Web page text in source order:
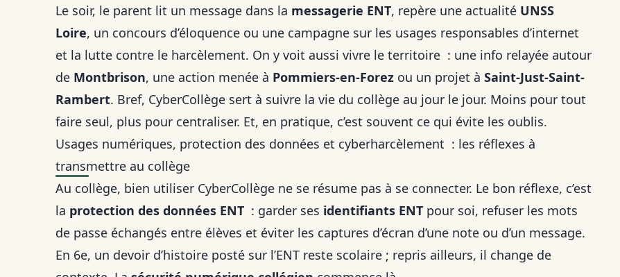
Le soir, le parent lit un message dans la messagerie ENT, repère une actualité UNSS
Loire, un concours d’éloquence ou une campagne sur les usages responsables d’internet
et la lutte contre le harcèlement. On y voit aussi vivre le territoire : une info relayée autour
de Montbrison, une action menée à Pommiers-en-Forez ou un projet à Saint-Just-Saint-
Rambert. Bref, CyberCollège sert à suivre la vie du collège au jour le jour. Moins pour tout
faire seul, plus pour centraliser. Et, en pratique, c’est souvent ce qui évite les oublis.
Usages numériques, protection des données et cyberharcèlement : les réflexes à
transmettre au collège
Au collège, bien utiliser CyberCollège ne se résume pas à se connecter. Le bon réflexe, c’est
la protection des données ENT : garder ses identifiants ENT pour soi, refuser les mots
de passe échangés entre élèves et éviter les captures d’écran d’une note ou d’un message.
En 6e, un devoir d’histoire posté sur l’ENT reste scolaire ; repris ailleurs, il change de